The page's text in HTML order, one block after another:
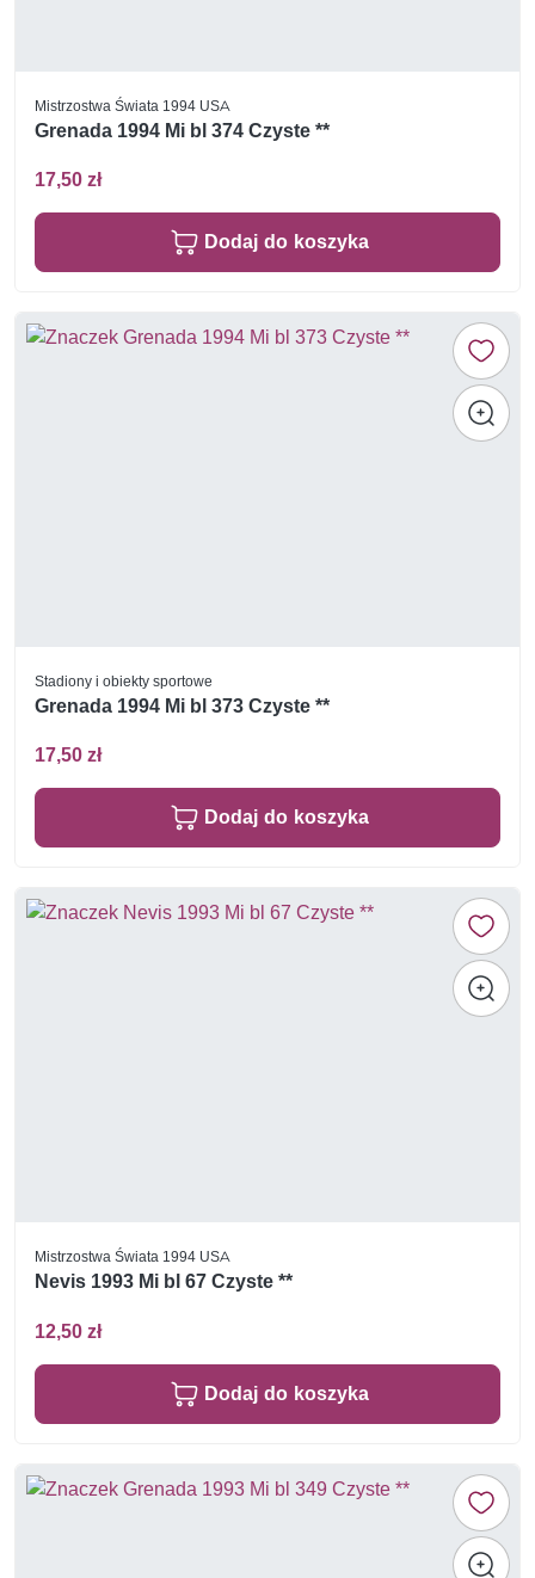
Mistrzostwa Świata 1994 USA
Grenada 1994 Mi bl 374 Czyste **
17,50 zł
Dodaj do koszyka
Stadiony i obiekty sportowe
Grenada 1994 Mi bl 373 Czyste **
17,50 zł
Dodaj do koszyka
Mistrzostwa Świata 1994 USA
Nevis 1993 Mi bl 67 Czyste **
12,50 zł
Dodaj do koszyka